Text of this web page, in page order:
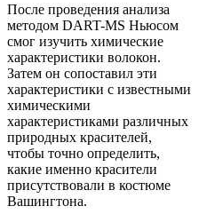
После проведения анализа
методом DART-MS Ньюсом
смог изучить химические
характеристики волокон.
Затем он сопоставил эти
характеристики с известными
химическими
характеристиками различных
природных красителей,
чтобы точно определить,
какие именно красители
присутствовали в костюме
Вашингтона.